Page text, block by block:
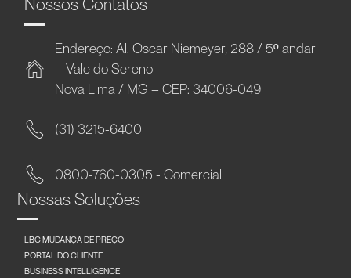
Endereço: Al. Oscar Niemeyer, 288 / 5º andar
– Vale do Sereno
Nova Lima / MG – CEP: 34006-049
(31) 3215-6400
0800-760-0305 - Comercial
Nossas Soluções
LBC MUDANÇA DE PREÇO
PORTAL DO CLIENTE
BUSINESS INTELLIGENCE